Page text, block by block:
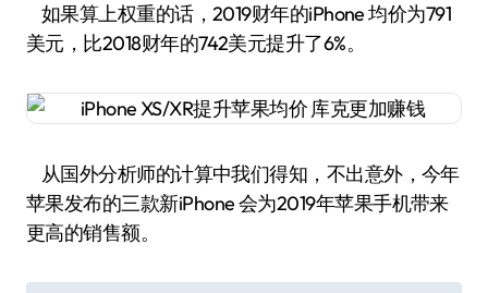
如果算上权重的话，2019财年的iPhone 均价为791
美元，比2018财年的742美元提升了6%。
从国外分析师的计算中我们得知，不出意外，今年
苹果发布的三款新iPhone 会为2019年苹果手机带来
更高的销售额。